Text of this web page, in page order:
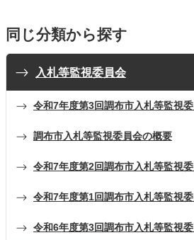
同じ分類から探す
入札等監視委員会
令和7年度第3回調布市入札等監視
調布市入札等監視委員会の概要
令和7年度第2回調布市入札等監視
令和7年度第1回調布市入札等監視
令和6年度第3回調布市入札等監視